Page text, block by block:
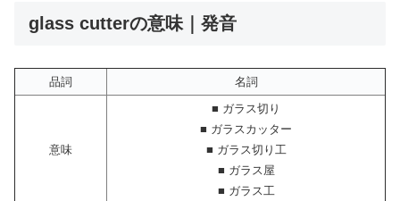
glass cutterの意味｜発音
品詞 名詞
意味
■ ガラス切り
■ ガラスカッター
■ ガラス切り工
■ ガラス屋
■ ガラス工